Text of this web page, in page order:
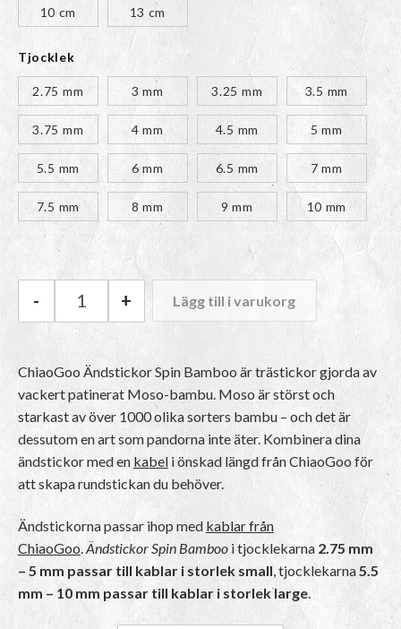
199kr
10 cm 13 cm
Tjocklek
2.75 mm 3 mm 3.25 mm 3.5 mm
3.75 mm 4 mm 4.5 mm 5 mm
5.5 mm 6 mm 6.5 mm 7 mm
7.5 mm 8 mm 9 mm 10 mm
ChiaoGoo Ändstickor Spin Bamboo mängd
- + Lägg till i varukorg
ChiaoGoo Ändstickor Spin Bamboo är trästickor gjorda av
vackert patinerat Moso-bambu. Moso är störst och
starkast av över 1000 olika sorters bambu – och det är
dessutom en art som pandorna inte äter. Kombinera dina
ändstickor med en kabeli önskad längd från ChiaoGoo för
att skapa rundstickan du behöver.
Ändstickorna passar ihop med kablar från
ChiaoGoo.Ändstickor Spin Bambooi tjocklekarna 2.75 mm
– 5 mm passar till kablar i storlek small, tjocklekarna5.5
mm – 10 mm passar till kablar i storlek large.